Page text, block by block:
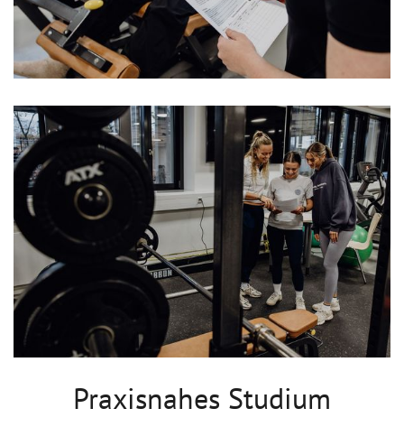
Praxisnahes Studium